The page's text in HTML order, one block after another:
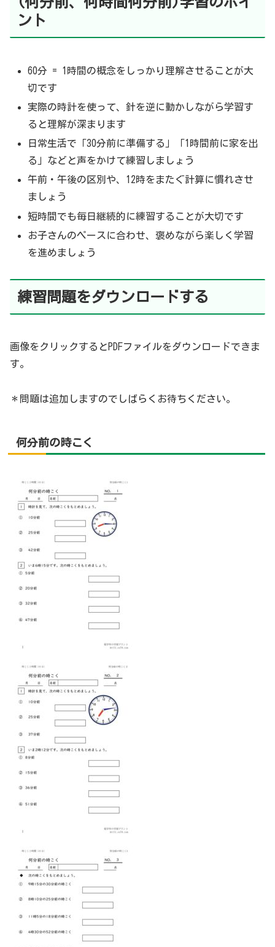
ント
60分 = 1時間の概念をしっかり理解させることが大
切です
実際の時計を使って、針を逆に動かしながら学習す
ると理解が深まります
日常生活で「30分前に準備する」「1時間前に家を出
る」などと声をかけて練習しましょう
午前・午後の区別や、12時をまたぐ計算に慣れさせ
ましょう
短時間でも毎日継続的に練習することが大切です
お子さんのペースに合わせ、褒めながら楽しく学習
を進めましょう
練習問題をダウンロードする
画像をクリックするとPDFファイルをダウンロードできま
す。
＊問題は追加しますのでしばらくお待ちください。
何分前の時こく